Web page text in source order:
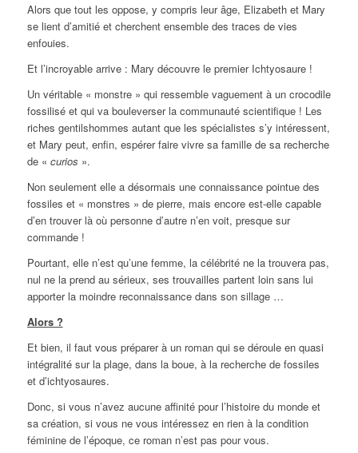
Alors que tout les oppose, y compris leur âge, Elizabeth et Mary
se lient d’amitié et cherchent ensemble des traces de vies
enfouies.
Et l’incroyable arrive : Mary découvre le premier Ichtyosaure !
Un véritable « monstre » qui ressemble vaguement à un crocodile
fossilisé et qui va bouleverser la communauté scientifique ! Les
riches gentilshommes autant que les spécialistes s’y intéressent,
et Mary peut, enfin, espérer faire vivre sa famille de sa recherche
de « curios ».
Non seulement elle a désormais une connaissance pointue des
fossiles et « monstres » de pierre, mais encore est-elle capable
d’en trouver là où personne d’autre n’en voit, presque sur
commande !
Pourtant, elle n’est qu’une femme, la célébrité ne la trouvera pas,
nul ne la prend au sérieux, ses trouvailles partent loin sans lui
apporter la moindre reconnaissance dans son sillage …
Alors ?
Et bien, il faut vous préparer à un roman qui se déroule en quasi
intégralité sur la plage, dans la boue, à la recherche de fossiles
et d’ichtyosaures.
Donc, si vous n’avez aucune affinité pour l’histoire du monde et
sa création, si vous ne vous intéressez en rien à la condition
féminine de l’époque, ce roman n’est pas pour vous.